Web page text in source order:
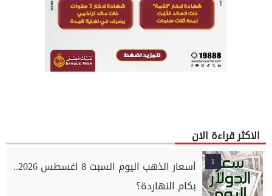
الاكثر قراءة الان
1
أسعار الذهب اليوم السبت 8 اغسطس 2026..
بكام النهاردة؟